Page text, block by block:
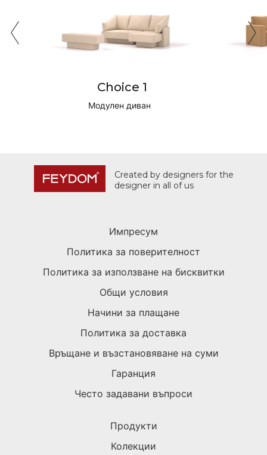
Choice 1
Модулен диван
Created by designers for the
designer in all of us
Импресум
Политика за поверителност
Политика за използване на бисквитки
Общи условия
Начини за плащане
Политика за доставка
Връщане и възстановяване на суми
Гаранция
Често задавани въпроси
Продукти
Колекции